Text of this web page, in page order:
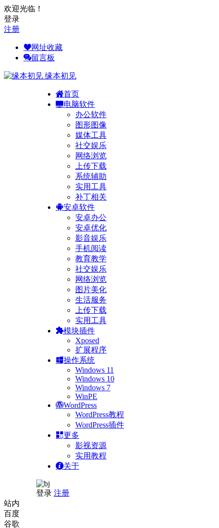
欢迎光临！
登录
注册
网址收藏
留言板
缘本初见
首页
电脑软件
办公软件
图形图像
媒体工具
社交娱乐
网络浏览
上传下载
系统辅助
实用工具
补丁相关
安卓软件
安卓办公
安卓优化
影音娱乐
手机阅读
教育教学
社交娱乐
网络浏览
图片美化
生活服务
上传下载
实用工具
模块插件
Xposed
扩展程序
操作系统
Windows 11
Windows 10
Windows 7
WinPE
WordPress
WordPress教程
WordPress插件
更多
影视资源
实用教程
关于
登录 注册
站内
百度
谷歌